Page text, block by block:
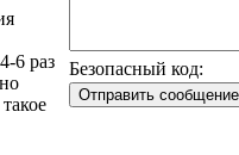
6 раз
Безопасный код: